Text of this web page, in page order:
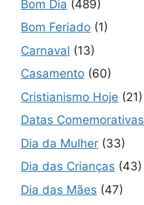
Bom Dia (489)
Bom Feriado (1)
Carnaval (13)
Casamento (60)
Cristianismo Hoje (21)
Datas Comemorativas
Dia da Mulher (33)
Dia das Crianças (43)
Dia das Mães (47)